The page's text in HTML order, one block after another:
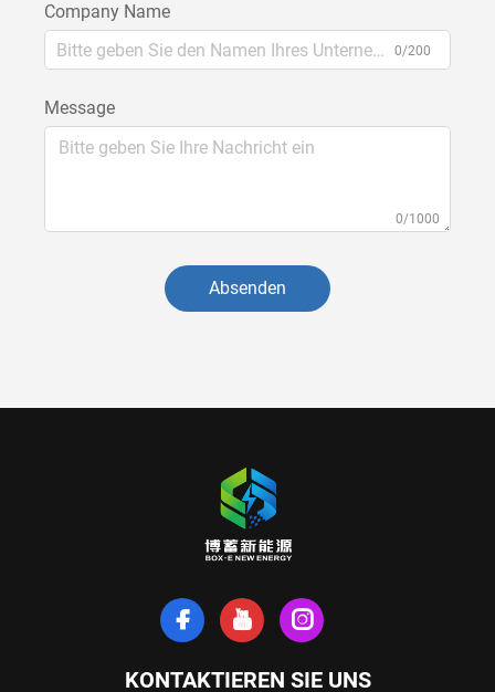
Company Name
0/200
Message
0/1000
Absenden
KONTAKTIEREN SIE UNS